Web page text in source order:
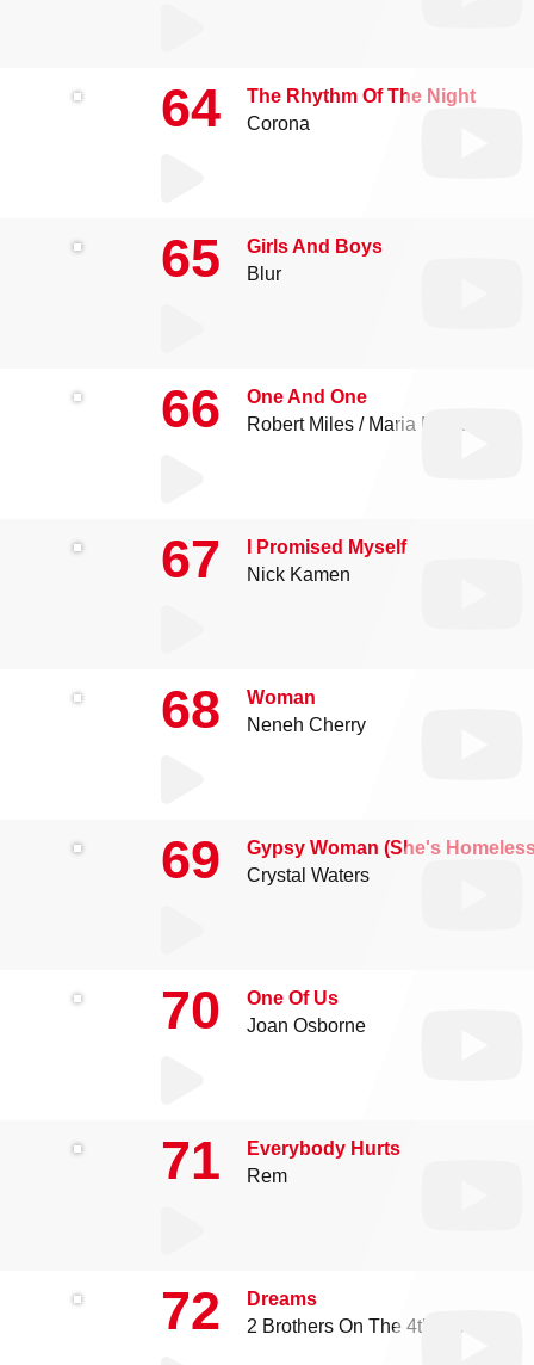
64
The Rhythm Of The Night
Corona
65
Girls And Boys
Blur
66
One And One
Robert Miles
Maria Nayler
67
I Promised Myself
Nick Kamen
68
Woman
Neneh Cherry
69
Gypsy Woman (She's
Crystal Waters
70
One Of Us
Joan Osborne
71
Everybody Hurts
Rem
72
Dreams
2 Brothers On The 4th Floor